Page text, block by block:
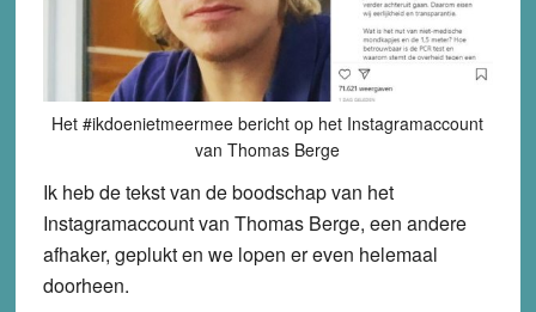
Het #ikdoenietmeermee bericht op het Instagramaccount
van Thomas Berge
Ik heb de tekst van de boodschap van het
Instagramaccount van Thomas Berge, een andere
afhaker, geplukt en we lopen er even helemaal
doorheen.